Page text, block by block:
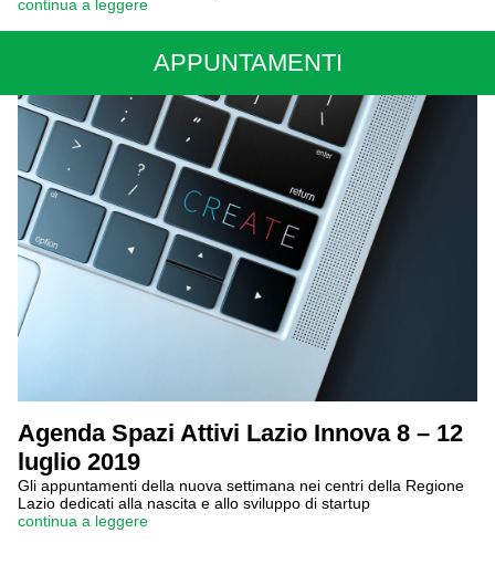
continua a leggere
APPUNTAMENTI
Agenda Spazi Attivi Lazio Innova 8 – 12
luglio 2019
Gli appuntamenti della nuova settimana nei centri della Regione
Lazio dedicati alla nascita e allo sviluppo di startup
continua a leggere